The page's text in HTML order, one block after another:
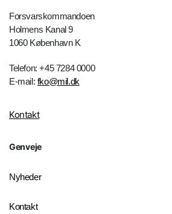
Forsvarskommandoen
Holmens Kanal 9
1060 København K
Telefon: +45 7284 0000
E-mail: fko@mil.dk
Kontakt
Genveje
Nyheder
Kontakt